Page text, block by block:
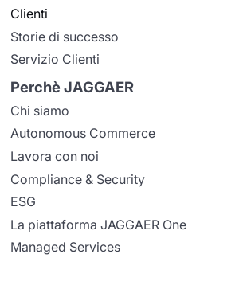
Clienti
Storie di successo
Servizio Clienti
Perchè JAGGAER
Chi siamo
Autonomous Commerce
Lavora con noi
Compliance & Security
ESG
La piattaforma JAGGAER One
Managed Services